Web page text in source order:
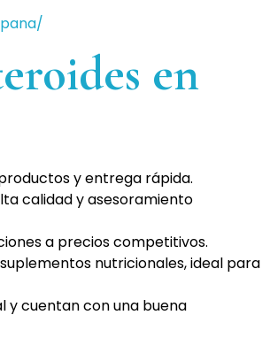
en
y entrega rápida.
calidad y asesoramiento
a precios competitivos.
nutricionales, ideal para
y cuentan con una buena